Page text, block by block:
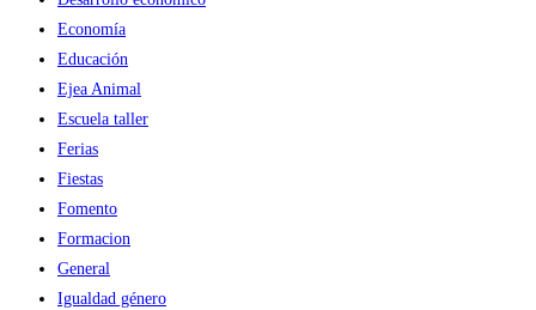
Economía
Educación
Ejea Animal
Escuela taller
Ferias
Fiestas
Fomento
Formacion
General
Igualdad género